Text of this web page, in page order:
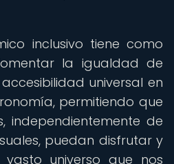
inclusivo tiene como
la igualdad de
universal en
permitiendo que
independientemente de
puedan disfrutar y
universo que nos